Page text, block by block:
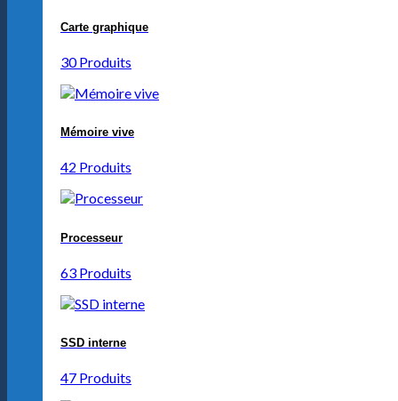
Carte graphique
30 Produits
Mémoire vive
42 Produits
Processeur
63 Produits
SSD interne
47 Produits